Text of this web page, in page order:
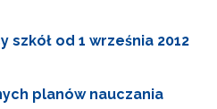
szkół od 1 września 2012
planów nauczania